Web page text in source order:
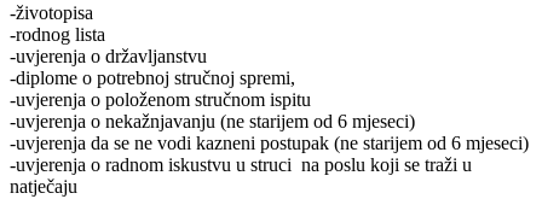
-životopisa
-rodnog lista
-uvjerenja o državljanstvu
-diplome o potrebnoj stručnoj spremi,
-uvjerenja o položenom stručnom ispitu
-uvjerenja o nekažnjavanju (ne starijem od 6 mjeseci)
-uvjerenja da se ne vodi kazneni postupak (ne starijem od 6 mjeseci)
-uvjerenja o radnom iskustvu u struci na poslu koji se traži u
natječaju